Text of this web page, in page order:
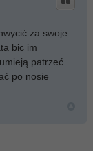
za swoje
bic im
patrzeć
po nosie